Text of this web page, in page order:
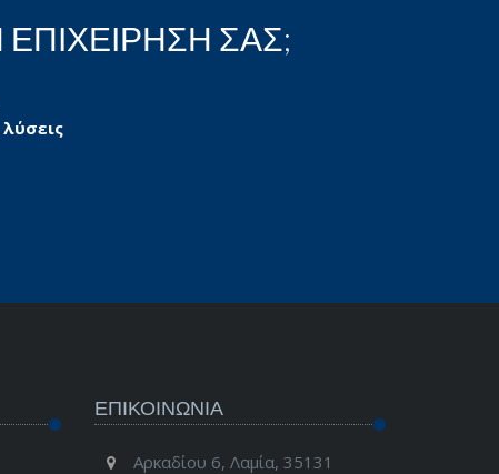
ΕΠΙΧΕΙΡΗΣΗ ΣΑΣ;
ΕΠΙΚΟΙΝΩΝΊΑ
Αρκαδίου 6, Λαμία, 35131